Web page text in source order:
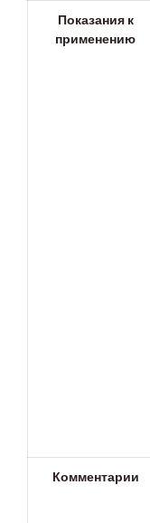
Показания к
применению
Комментарии